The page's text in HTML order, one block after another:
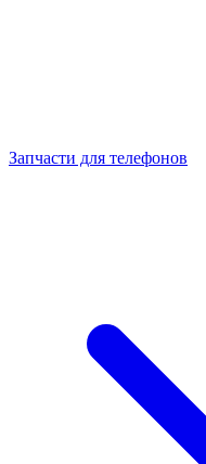
Запчасти для телефонов